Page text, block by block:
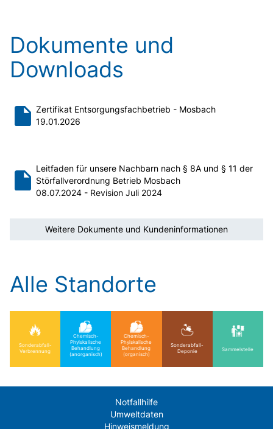
Dokumente und
Downloads
Zertifikat Entsorgungsfachbetrieb - Mosbach
19.01.2026
Leitfaden für unsere Nachbarn nach § 8A und § 11 der
Störfallverordnung Betrieb Mosbach
08.07.2024 - Revision Juli 2024
Weitere Dokumente und Kundeninformationen
Alle Standorte
Sonderabfall-
Verbrennung
Chemisch-
Phyiskalische
Behandlung
(anorganisch)
Chemisch-
Phyiskalische
Behandlung
(organisch)
Sonderabfall-
Deponie
Sammelstelle
Notfallhilfe
Umweltdaten
Hinweismeldung